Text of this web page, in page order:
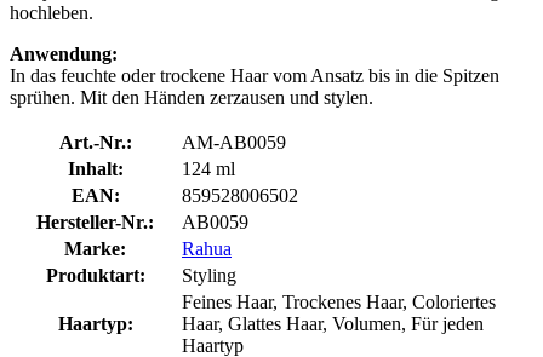
hochleben.
Anwendung:
In das feuchte oder trockene Haar vom Ansatz bis in die Spitzen
sprühen. Mit den Händen zerzausen und stylen.
Art.-Nr.:
AM-AB0059
Inhalt:
124 ml
EAN:
859528006502
Hersteller-Nr.:
AB0059
Marke:
Rahua
Produktart:
Styling
Haartyp:
Feines Haar, Trockenes Haar, Coloriertes
Haar, Glattes Haar, Volumen, Für jeden
Haartyp